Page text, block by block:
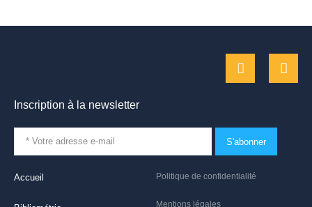
Politique de confidentialité
Mentions légales
Accueil
Inscription à la newsletter
S'abonner